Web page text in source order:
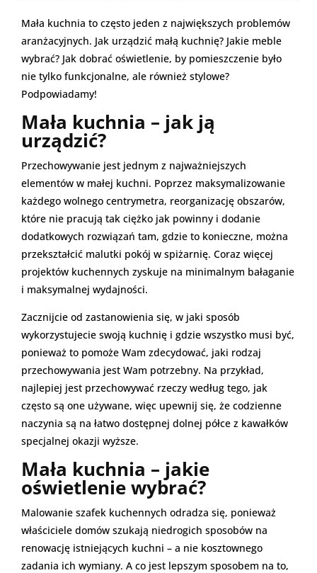
Mała kuchnia to często jeden z największych problemów
aranżacyjnych. Jak urządzić małą kuchnię? Jakie meble
wybrać? Jak dobrać oświetlenie, by pomieszczenie było
nie tylko funkcjonalne, ale również stylowe?
Podpowiadamy!
Mała kuchnia – jak ją
urządzić?
Przechowywanie jest jednym z najważniejszych
elementów w małej kuchni. Poprzez maksymalizowanie
każdego wolnego centrymetra, reorganizację obszarów,
które nie pracują tak ciężko jak powinny i dodanie
dodatkowych rozwiązań tam, gdzie to konieczne, można
przekształcić malutki pokój w spiżarnię. Coraz więcej
projektów kuchennych zyskuje na minimalnym bałaganie
i maksymalnej wydajności.
Zacznijcie od zastanowienia się, w jaki sposób
wykorzystujecie swoją kuchnię i gdzie wszystko musi być,
ponieważ to pomoże Wam zdecydować, jaki rodzaj
przechowywania jest Wam potrzebny. Na przykład,
najlepiej jest przechowywać rzeczy według tego, jak
często są one używane, więc upewnij się, że codzienne
naczynia są na łatwo dostępnej dolnej półce z kawałków
specjalnej okazji wyższe.
Mała kuchnia – jakie
oświetlenie wybrać?
Malowanie szafek kuchennych odradza się, ponieważ
właściciele domów szukają niedrogich sposobów na
renowację istniejących kuchni – a nie kosztownego
zadania ich wymiany. A co jest lepszym sposobem na to,